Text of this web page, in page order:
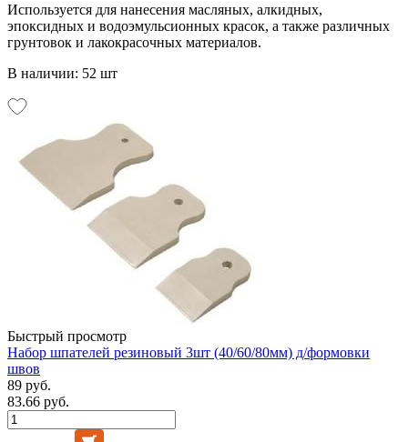
Используется для нанесения масляных, алкидных,
эпоксидных и водоэмульсионных красок, а также различных
грунтовок и лакокрасочных материалов.
В наличии: 52 шт
Быстрый просмотр
Набор шпателей резиновый 3шт (40/60/80мм) д/формовки
швов
89 руб.
83.66 руб.